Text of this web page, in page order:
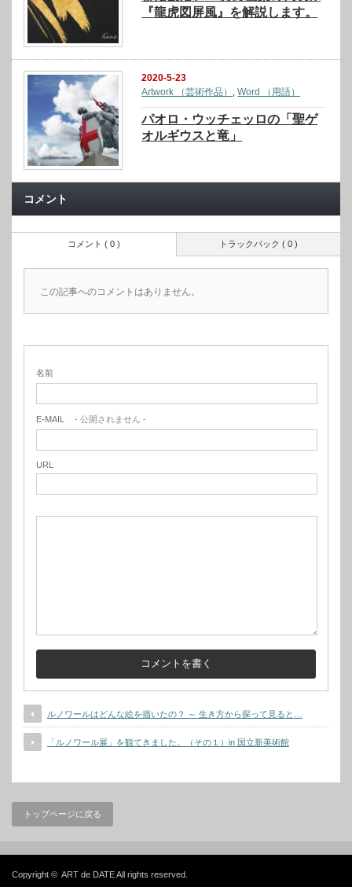
『龍虎図屏風』を解説します。
2020-5-23
Artwork （芸術作品）
,Word （用語）
パオロ・ウッチェッロの「聖ゲ
オルギウスと竜」
コメント
トラックバック ( 0 )
コメント ( 0 )
この記事へのコメントはありません。
名前
E-MAIL - 公開されません -
URL
ルノワールはどんな絵を描いたの？ ～ 生き方から探って見ると…
「ルノワール展」を観てきました。（その１）in 国立新美術館
トップページに戻る
Copyright © ART de DATEAll rights reserved.